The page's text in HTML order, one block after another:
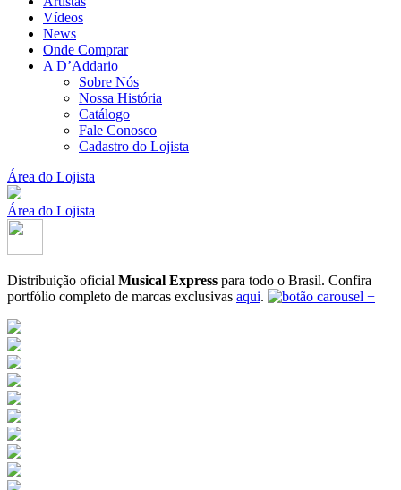
Vídeos
News
Onde Comprar
A D’Addario
Sobre Nós
Nossa História
Catálogo
Fale Conosco
Cadastro do Lojista
Área do Lojista
Área do Lojista
Distribuição oficial Musical Express para todo o Brasil. Confira
portfólio completo de marcas exclusivas aqui.